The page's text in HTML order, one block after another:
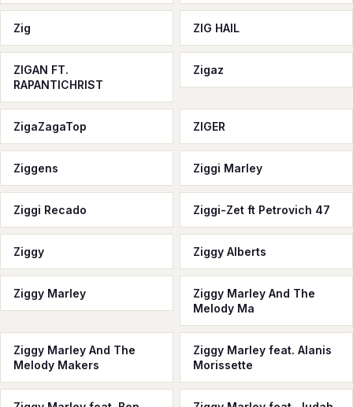
Zig ZIG HAIL
ZIGAN FT.
RAPANTICHRIST
Zigaz
ZigaZagaTop ZIGER
Ziggens Ziggi Marley
Ziggi Recado Ziggi-Zet ft Petrovich 47
Ziggy Ziggy Alberts
Ziggy Marley
Ziggy Marley And The
Melody Ma
Ziggy Marley And The
Melody Makers
Ziggy Marley feat. Alanis
Morissette